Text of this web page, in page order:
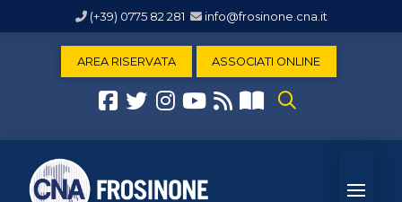
(+39) 0775 82 281 info@frosinone.cna.it
AREA RISERVATA ASSOCIATI ONLINE